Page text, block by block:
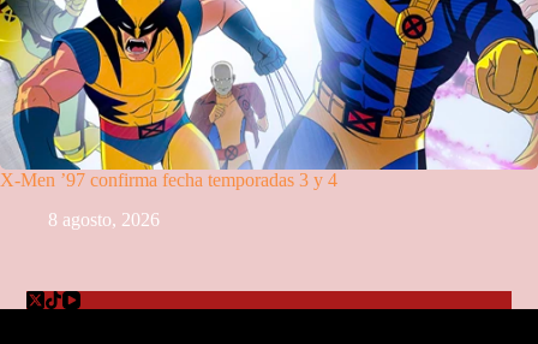
X-Men ’97 confirma fecha temporadas 3 y 4
8 agosto, 2026